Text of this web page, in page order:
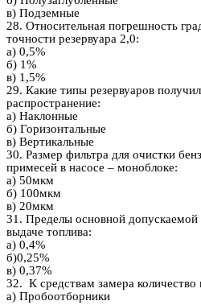
в) Подземные
28. Относительная погрешность
точности резервуара 2,0:
а) 0,5%
б) 1%
в) 1,5%
29. Какие типы резервуаров
распространение:
а) Наклонные
б) Горизонтальные
в) Вертикальные
30. Размер фильтра для очистки
примесей в насосе – моноблоке:
а) 50мкм
б) 100мкм
в) 20мкм
31. Пределы основной
выдаче топлива:
а) 0,4%
б)0,25%
в) 0,37%
32. К средствам замера
а) Пробоотборники